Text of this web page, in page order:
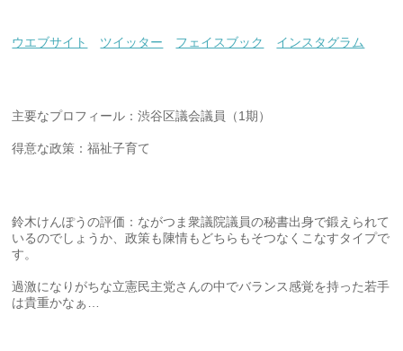
ウエブサイト ツイッター フェイスブック インスタグラム
主要なプロフィール：渋谷区議会議員（1期）
得意な政策：福祉子育て
鈴木けんぽうの評価：ながつま衆議院議員の秘書出身で鍛えられて
いるのでしょうか、政策も陳情もどちらもそつなくこなすタイプで
す。
過激になりがちな立憲民主党さんの中でバランス感覚を持った若手
は貴重かなぁ…